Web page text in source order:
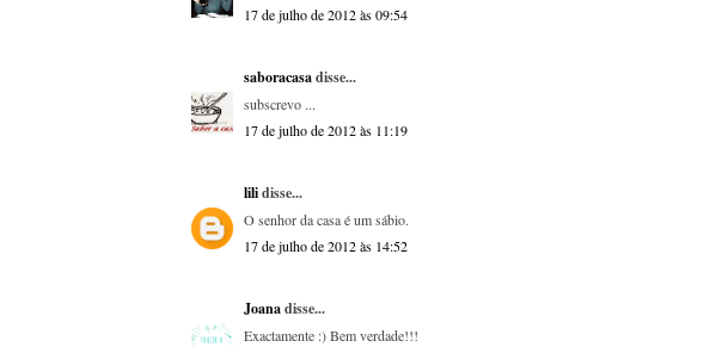
17 de julho de 2012 às 09:54
saboracasadisse...
subscrevo ...
17 de julho de 2012 às 11:19
lilidisse...
O senhor da casa é um sábio.
17 de julho de 2012 às 14:52
Joanadisse...
Exactamente :) Bem verdade!!!